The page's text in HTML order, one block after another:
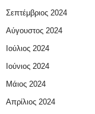
Σεπτέμβριος 2024
Αύγουστος 2024
Ιούλιος 2024
Ιούνιος 2024
Μάιος 2024
Απρίλιος 2024